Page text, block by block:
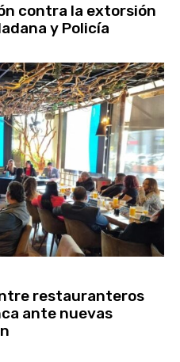
contra la extorsión
y Policía
restauranteros
ante nuevas